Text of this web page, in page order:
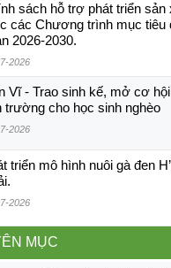
sách hỗ trợ phát triển sản
các Chương trình mục tiêu
2026-2030.
2026
Vĩ - Trao sinh kế, mở cơ
trường cho học sinh nghèo
2026
triển mô hình nuôi gà đen
2026
MỤC